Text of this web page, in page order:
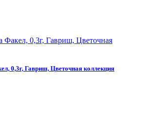
0,3г, Гавриш, Цветочная коллекция